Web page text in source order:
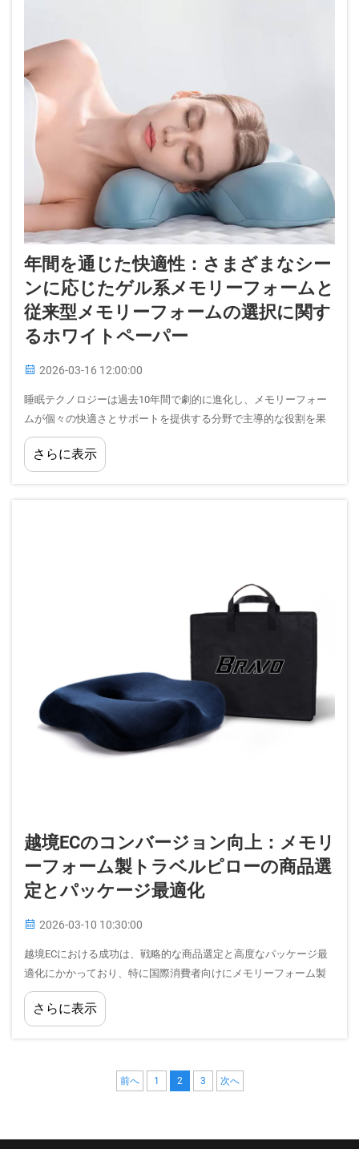
年間を通じた快適性：さまざまなシー
ンに応じたゲル系メモリーフォームと
従来型メモリーフォームの選択に関す
るホワイトペーパー
2026-03-16 12:00:00
睡眠テクノロジーは過去10年間で劇的に進化し、メモリーフォー
ムが個々の快適さとサポートを提供する分野で主導的な役割を果
たしています。今日の消費者は、就寝用マットレスやベッドパッ
ドなどの睡眠表面を選択する際に、基本的な…を理解することが極
さらに表示
越境ECのコンバージョン向上：メモリ
ーフォーム製トラベルピローの商品選
定とパッケージ最適化
2026-03-10 10:30:00
越境ECにおける成功は、戦略的な商品選定と高度なパッケージ最
適化にかかっており、特に国際消費者向けにメモリーフォーム製
トラベルピローをマーケティングする際にはその重要性が増して
います。グローバルな旅行用アクセサリー市場は引き続き拡大し
さらに表示
前へ 1 2 3 次へ